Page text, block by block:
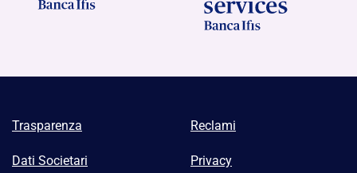
Trasparenza Reclami
Dati Societari Privacy